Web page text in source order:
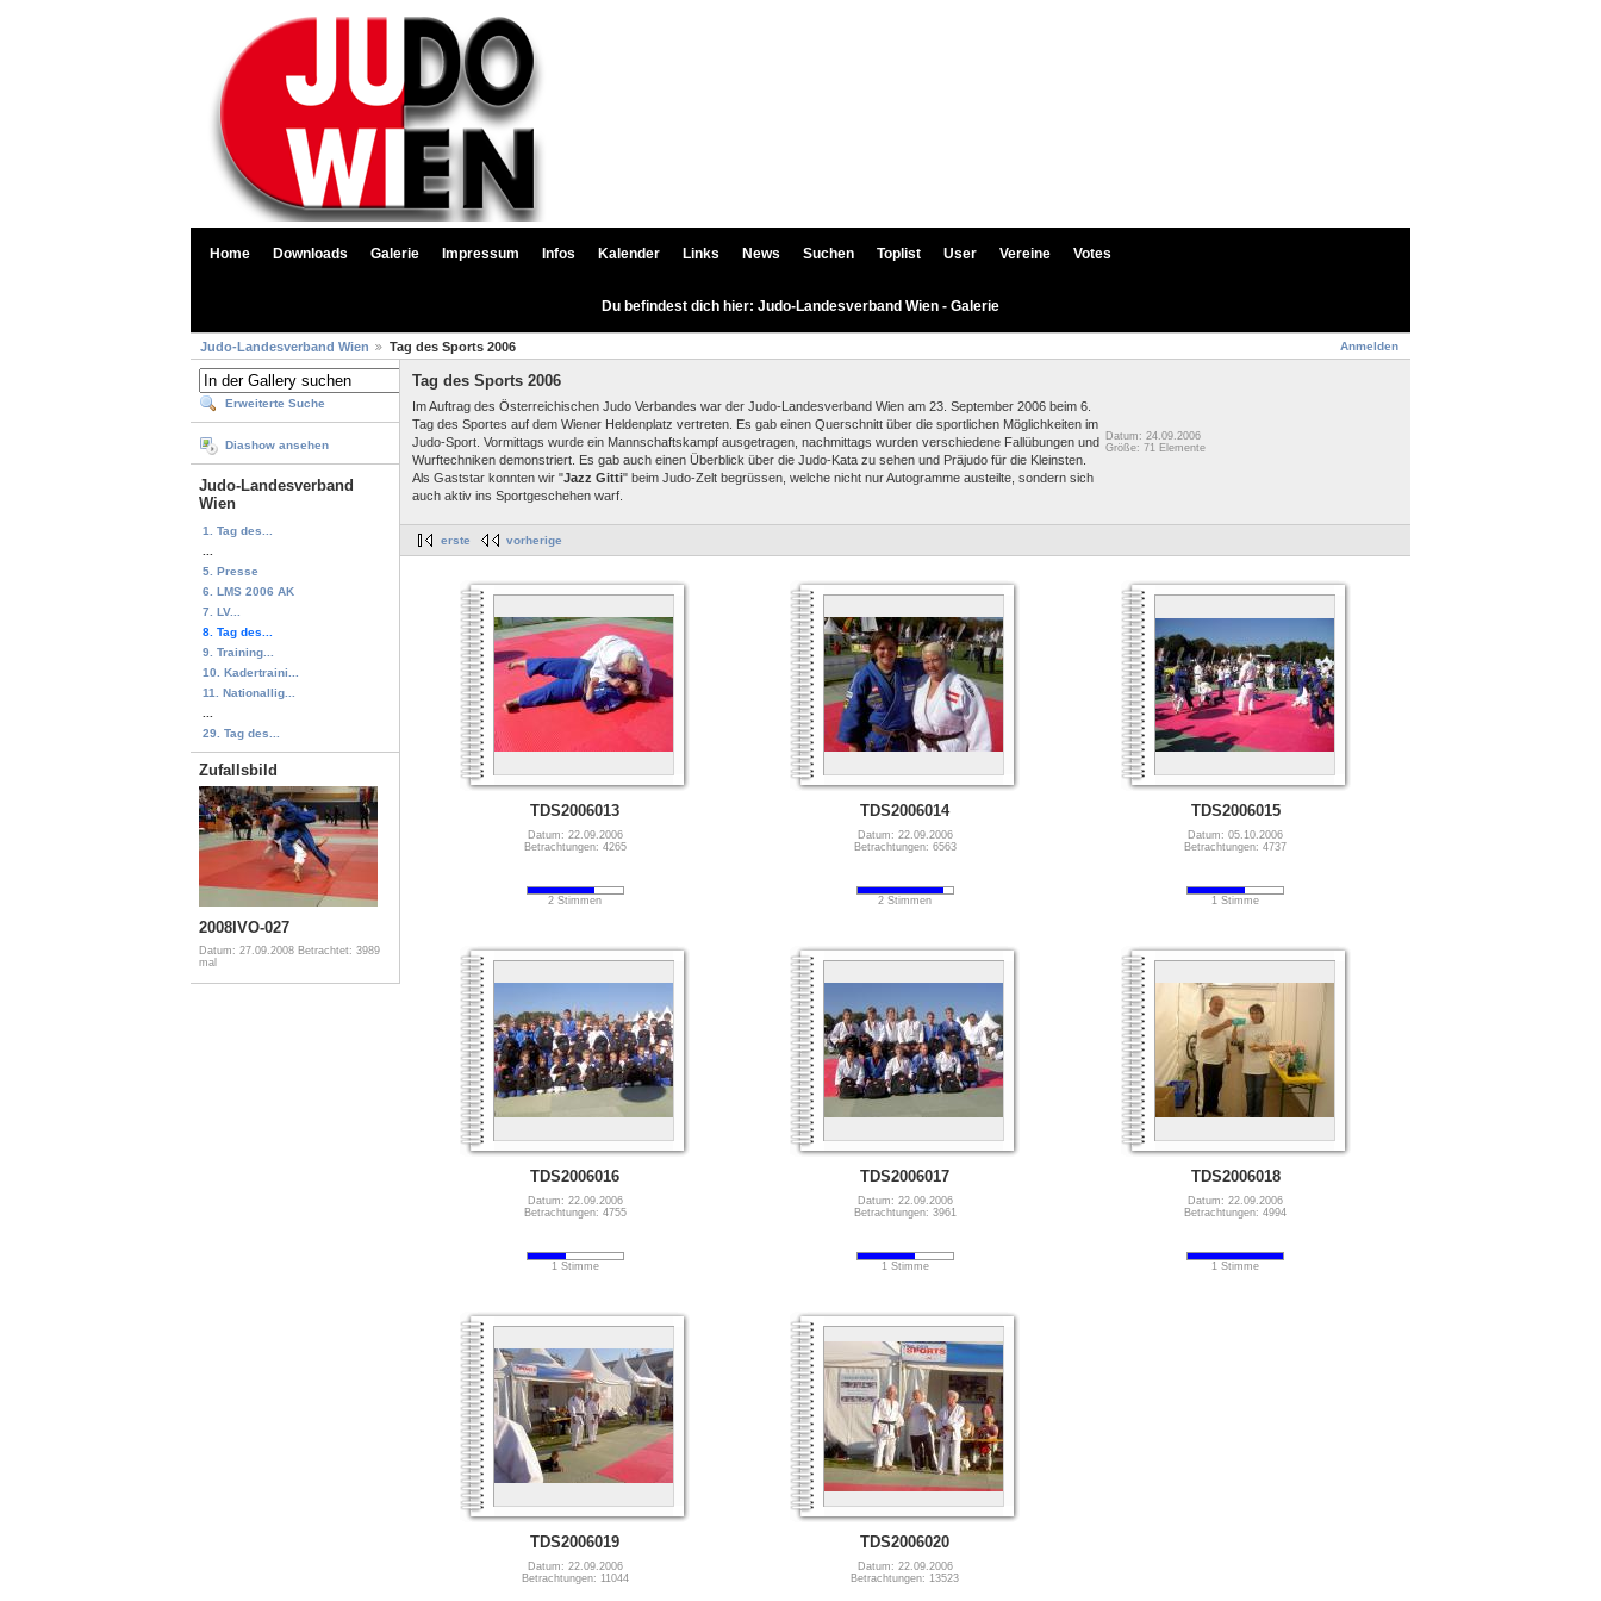
Home Downloads Galerie Impressum Infos Kalender Links News Suchen Toplist User Vereine Votes
Du befindest dich hier: Judo-Landesverband Wien - Galerie
Anmelden
Judo-Landesverband Wien Tag des Sports 2006
Erweiterte Suche
Diashow ansehen
Judo-Landesverband
Wien
1. Tag des...
5. Presse
6. LMS 2006 AK
7. LV...
8. Tag des...
9. Training...
10. Kadertraini...
11. Nationallig...
29. Tag des...
Zufallsbild
2008IVO-027
Datum: 27.09.2008 Betrachtet: 3989
mal
Tag des Sports 2006
Im Auftrag des Österreichischen Judo Verbandes war der Judo-Landesverband Wien am 23. September 2006 beim 6.
Tag des Sportes auf dem Wiener Heldenplatz vertreten. Es gab einen Querschnitt über die sportlichen Möglichkeiten im
Judo-Sport. Vormittags wurde ein Mannschaftskampf ausgetragen, nachmittags wurden verschiedene Fallübungen und
Wurftechniken demonstriert. Es gab auch einen Überblick über die Judo-Kata zu sehen und Präjudo für die Kleinsten.
Als Gaststar konnten wir "Jazz Gitti" beim Judo-Zelt begrüssen, welche nicht nur Autogramme austeilte, sondern sich
auch aktiv ins Sportgeschehen warf.
Datum: 24.09.2006
Größe: 71 Elemente
erste vorherige
TDS2006013
Datum: 22.09.2006
Betrachtungen: 4265
2 Stimmen
TDS2006014
Datum: 22.09.2006
Betrachtungen: 6563
2 Stimmen
TDS2006015
Datum: 05.10.2006
Betrachtungen: 4737
1 Stimme
TDS2006016
Datum: 22.09.2006
Betrachtungen: 4755
1 Stimme
TDS2006017
Datum: 22.09.2006
Betrachtungen: 3961
1 Stimme
TDS2006018
Datum: 22.09.2006
Betrachtungen: 4994
1 Stimme
TDS2006019
Datum: 22.09.2006
Betrachtungen: 11044
TDS2006020
Datum: 22.09.2006
Betrachtungen: 13523